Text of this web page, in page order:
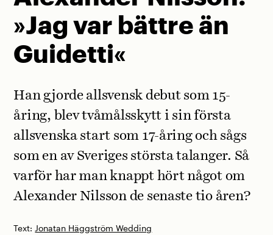
»Jag var bättre än
Guidetti«
Text: Jonatan Häggström Wedding
Han gjorde allsvensk debut som 15-
åring, blev tvåmålsskytt i sin första
allsvenska start som 17-åring och sågs
som en av Sveriges största talanger. Så
varför har man knappt hört något om
Alexander Nilsson de senaste tio åren?